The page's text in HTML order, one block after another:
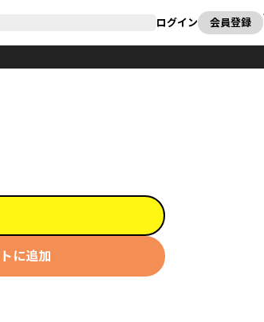
ログイン 会員登録
カート
に追加